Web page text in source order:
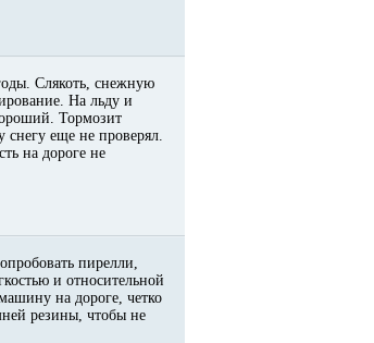
Слякоть, снежную
На льду и
Тормозит
снегу еще не проверял.
на дороге не
пирелли,
и относительной
на дороге, четко
резины, чтобы не